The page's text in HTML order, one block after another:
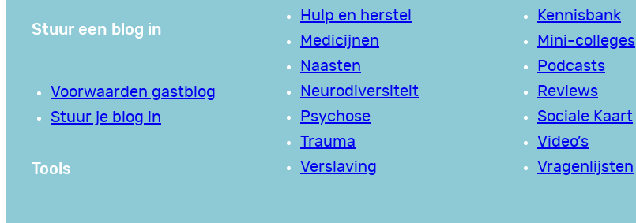
Stuur een blog in
Voorwaarden gastblog
Stuur je blog in
Tools
Hulp en herstel
Medicijnen
Naasten
Neurodiversiteit
Psychose
Trauma
Verslaving
Kennisbank
Mini-colleges
Podcasts
Reviews
Sociale Kaart
Video’s
Vragenlijsten